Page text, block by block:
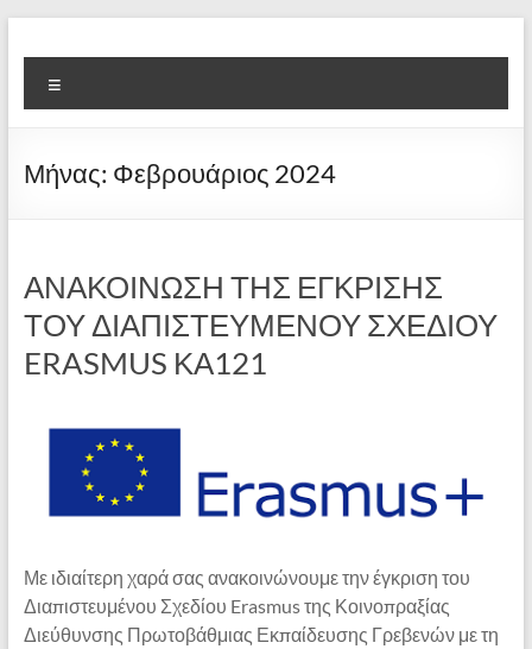
στο
περιεχόμενο
6ο
Ολοήμερο
Δημοτικό
Σχολείο
"Ίων
Δραγούμης"
Παλιά
Ακαδημία
Φλώρινας
Μήνας: Φεβρουάριος 2024
ΑΝΑΚΟΙΝΩΣΗ ΤΗΣ ΕΓΚΡΙΣΗΣ
ΤΟΥ ΔΙΑΠΙΣΤΕΥΜΕΝΟΥ ΣΧΕΔΙΟΥ
ERASMUS ΚΑ121
Με ιδιαίτερη χαρά σας ανακοινώνουμε την έγκριση του
Διαπιστευμένου Σχεδίου Erasmus της Κοινοπραξίας
Διεύθυνσης Πρωτοβάθμιας Εκπαίδευσης Γρεβενών με τη